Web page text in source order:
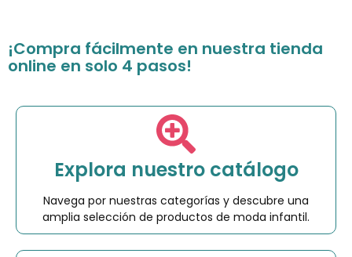
¡Compra fácilmente en nuestra tienda
online en solo 4 pasos!
Explora nuestro catálogo
Navega por nuestras categorías y descubre una
amplia selección de productos de moda infantil.